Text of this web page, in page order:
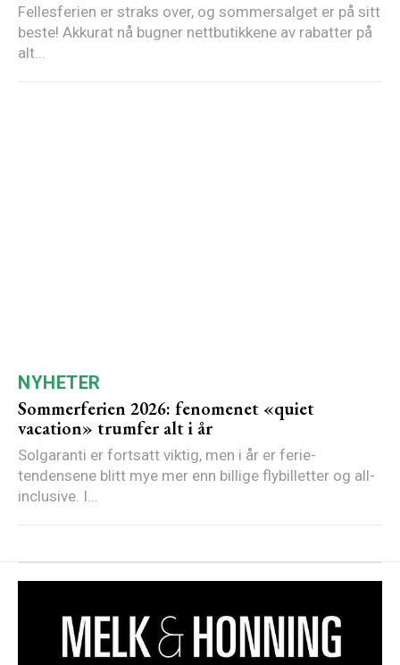
Fellesferien er straks over, og sommersalget er på sitt
beste! Akkurat nå bugner nettbutikkene av rabatter på
alt...
NYHETER
Sommerferien 2026: fenomenet «quiet
vacation» trumfer alt i år
Solgaranti er fortsatt viktig, men i år er ferie-
tendensene blitt mye mer enn billige flybilletter og all-
inclusive. I...